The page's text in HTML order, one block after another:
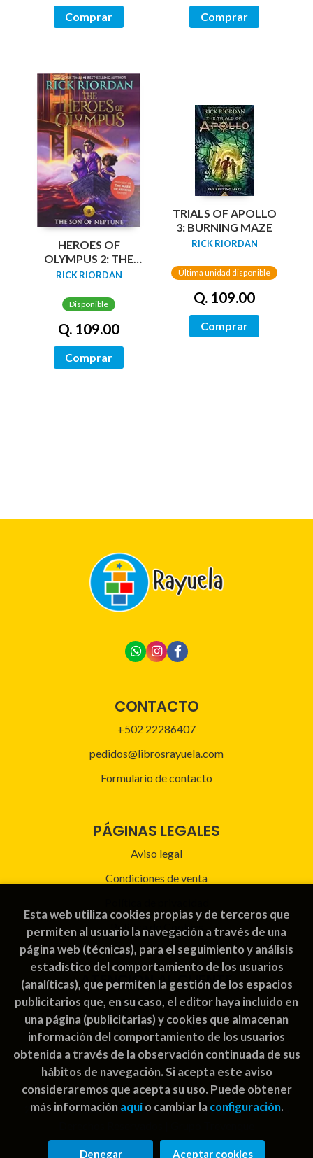
Comprar Comprar
HEROES OF
OLYMPUS 2: THE
SON OF NEPTUNE
RICK RIORDAN
Disponible
Q. 109.00
Comprar
TRIALS OF APOLLO
3: BURNING MAZE
RICK RIORDAN
Última unidad disponible
Q. 109.00
Comprar
CONTACTO
+502 22286407
pedidos@librosrayuela.com
Formulario de contacto
PÁGINAS LEGALES
Aviso legal
Condiciones de venta
Política de Cookies
ATENCIÓN AL CLIENTE
Quiénes somos
Pedidos especiales
2026 ©Rayuela Guatemala | libros juegos. Todos los
Esta web utiliza cookies propias y de terceros que
permiten al usuario la navegación a través de una
página web (técnicas), para el seguimiento y análisis
estadístico del comportamiento de los usuarios
(analíticas), que permiten la gestión de los espacios
publicitarios que, en su caso, el editor haya incluido en
una página (publicitarias) y cookies que almacenan
información del comportamiento de los usuarios
obtenida a través de la observación continuada de sus
hábitos de navegación. Si acepta este aviso
consideraremos que acepta su uso. Puede obtener
más información aquío cambiar la configuración.
Denegar Aceptar cookies